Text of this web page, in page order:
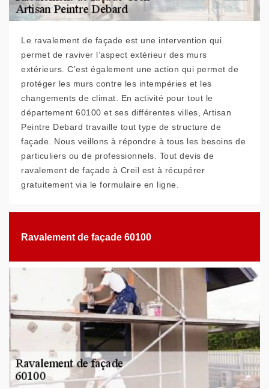
Le ravalement de façade est une intervention qui
permet de raviver l’aspect extérieur des murs
extérieurs. C’est également une action qui permet de
protéger les murs contre les intempéries et les
changements de climat. En activité pour tout le
département 60100 et ses différentes villes, Artisan
Peintre Debard travaille tout type de structure de
façade. Nous veillons à répondre à tous les besoins de
particuliers ou de professionnels. Tout devis de
ravalement de façade à Creil est à récupérer
gratuitement via le formulaire en ligne.
Ravalement de façade 60100